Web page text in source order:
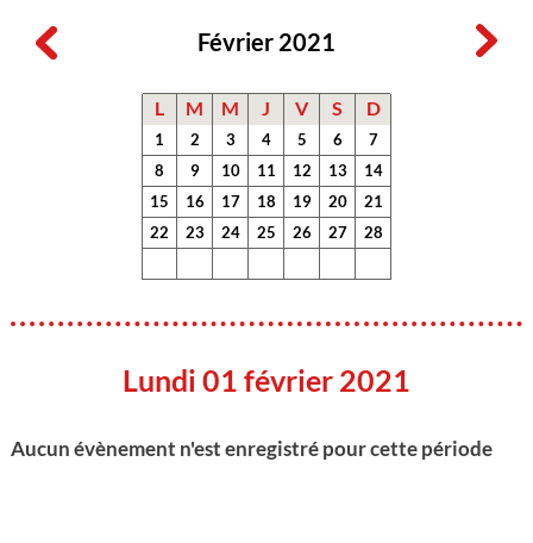
Février 2021
L M M J V S D
1 2 3 4 5 6
7
8
9 10 11 12 13
14
15
16 17 18 19 20
21
22
23 24 25 26 27 28
Lundi 01 février 2021
Aucun évènement n'est enregistré pour cette période